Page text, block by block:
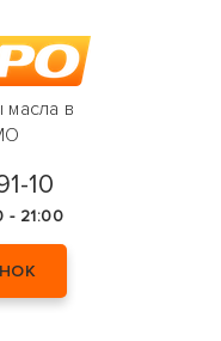
масла в
10
- 21:00